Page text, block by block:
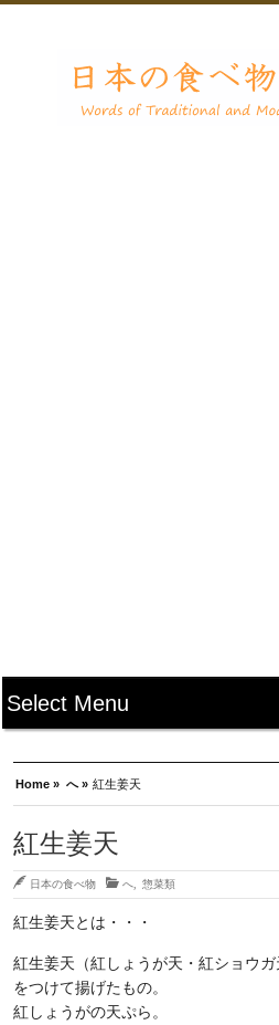
Home » へ » 紅生姜天
紅生姜天
日本の食べ物 へ 惣菜類
紅生姜天とは・・・
紅生姜天（紅しょうが天・紅ショウ
をつけて揚げたもの。
紅しょうがの天ぷら。